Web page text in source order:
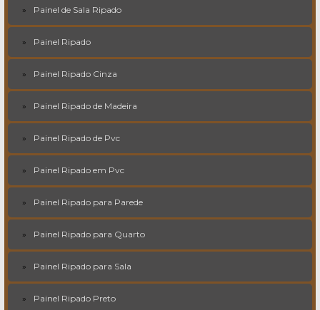
Painel de Sala Ripado
Painel Ripado
Painel Ripado Cinza
Painel Ripado de Madeira
Painel Ripado de Pvc
Painel Ripado em Pvc
Painel Ripado para Parede
Painel Ripado para Quarto
Painel Ripado para Sala
Painel Ripado Preto